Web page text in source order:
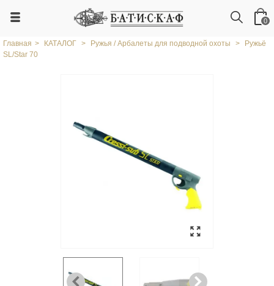
0
Главная > КАТАЛОГ > Ружья / Арбалеты для подводной охоты >
Ружьё
SL/Star 70